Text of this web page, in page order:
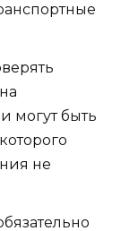
могут быть
не